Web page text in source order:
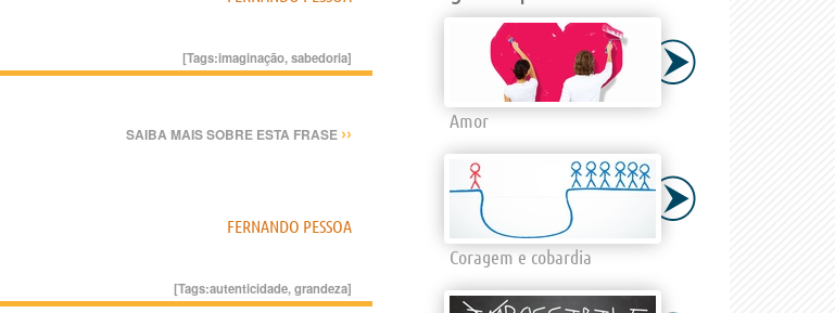
[Tags:imaginação,sabedoria]
SAIBA MAIS SOBRE ESTA FRASE ››
FERNANDO PESSOA
[Tags:autenticidade,grandeza]
Amor
Coragem e cobardia